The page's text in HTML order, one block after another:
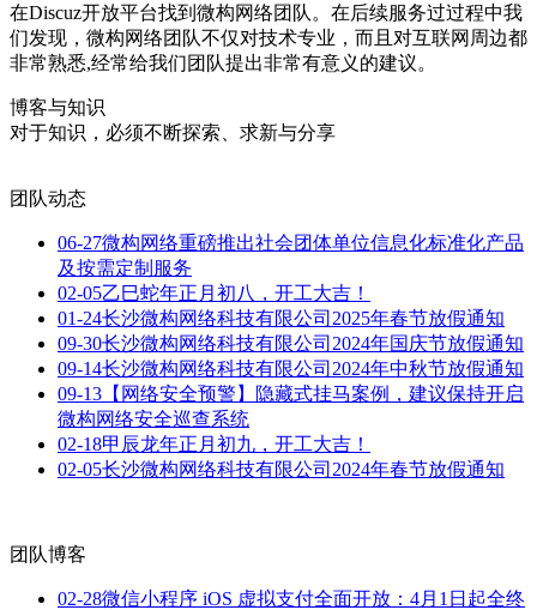
在Discuz开放平台找到微构网络团队。在后续服务过过程中我
们发现，微构网络团队不仅对技术专业，而且对互联网周边都
非常熟悉,经常给我们团队提出非常有意义的建议。
博客与知识
对于知识，必须不断探索、求新与分享
团队动态
06-27微构网络重磅推出社会团体单位信息化标准化产品
及按需定制服务
02-05乙巳蛇年正月初八，开工大吉！
01-24长沙微构网络科技有限公司2025年春节放假通知
09-30长沙微构网络科技有限公司2024年国庆节放假通知
09-14长沙微构网络科技有限公司2024年中秋节放假通知
09-13 【网络安全预警】隐藏式挂马案例，建议保持开启
微构网络安全巡查系统
02-18甲辰龙年正月初九，开工大吉！
02-05长沙微构网络科技有限公司2024年春节放假通知
团队博客
02-28微信小程序 iOS 虚拟支付全面开放：4月1日起全终